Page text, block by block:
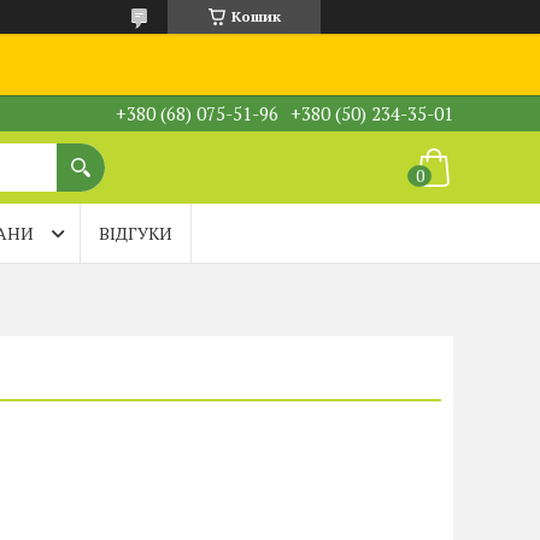
Кошик
+380 (68) 075-51-96 +380 (50) 234-35-01
ВІДГУКИ